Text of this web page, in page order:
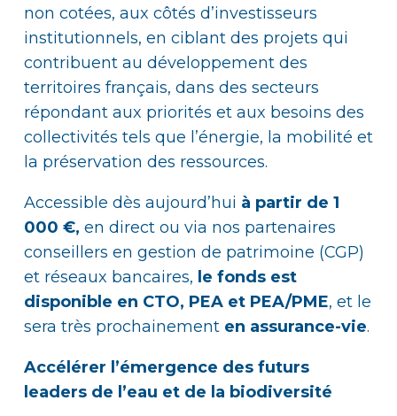
non cotées, aux côtés d’investisseurs
institutionnels, en ciblant des projets qui
contribuent au développement des
territoires français, dans des secteurs
répondant aux priorités et aux besoins des
collectivités tels que l’énergie, la mobilité et
la préservation des ressources.
Accessible dès aujourd’hui à partir de 1
000 €, en direct ou via nos partenaires
conseillers en gestion de patrimoine (CGP)
et réseaux bancaires, le fonds est
disponible en CTO, PEA et PEA/PME, et le
sera très prochainement en assurance-vie.
Accélérer l’émergence des futurs
leaders de l’eau et de la biodiversité